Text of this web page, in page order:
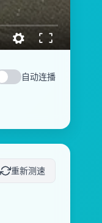
自动连播
重新测速